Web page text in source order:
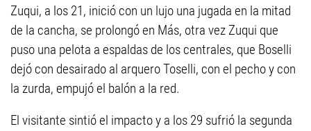
Zuqui, a los 21, inició con un lujo una jugada en la mitad
de la cancha, se prolongó en Más, otra vez Zuqui que
puso una pelota a espaldas de los centrales, que Boselli
dejó con desairado al arquero Toselli, con el pecho y con
la zurda, empujó el balón a la red.
El visitante sintió el impacto y a los 29 sufrió la segunda